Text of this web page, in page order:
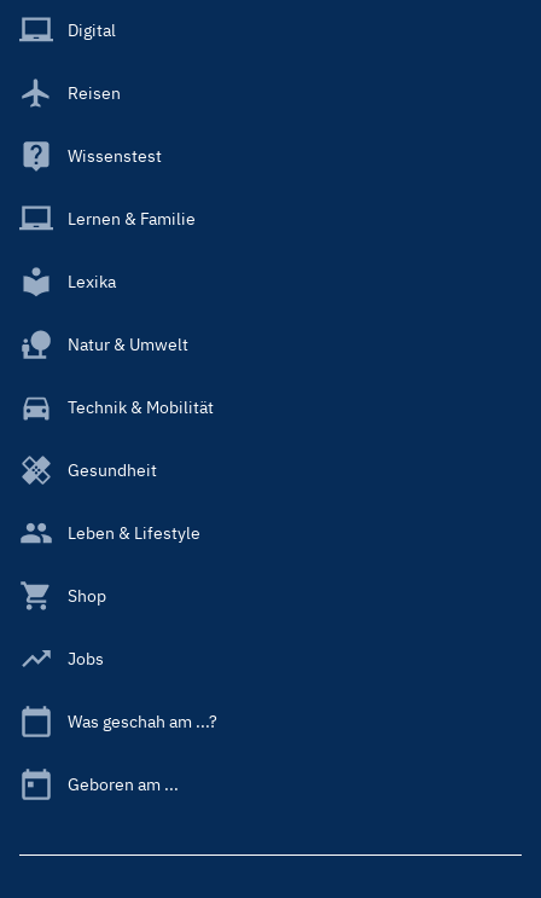
Main
Digital
Reisen
Wissenstest
Lernen & Familie
Lexika
Natur & Umwelt
Technik & Mobilität
Gesundheit
Leben & Lifestyle
Shop
Jobs
Was geschah am ...?
Geboren am ...